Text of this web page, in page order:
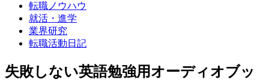
転職ノウハウ
就活・進学
業界研究
転職活動日記
失敗しない英語勉強用オーディオブッ